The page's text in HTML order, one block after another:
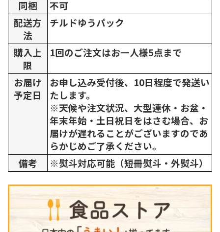
同梱
不可
配送方
法
チルドゆうパック
購入上
限
1回のご注文はお一人様5点まで
お届け
予定日
お申し込み受付後、10日程度で発送い
たします。
※天候や注文状況、大型連休・お盆・
年末年始・土日祝日をはさむ場合、お
届けが遅れることがございますのであ
らかじめご了承ください。
備考
※熨斗対応可能（短冊熨斗・外熨斗）